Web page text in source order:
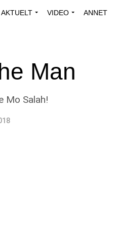
AKTUELT VIDEO ANNET
Man
Mo Salah!